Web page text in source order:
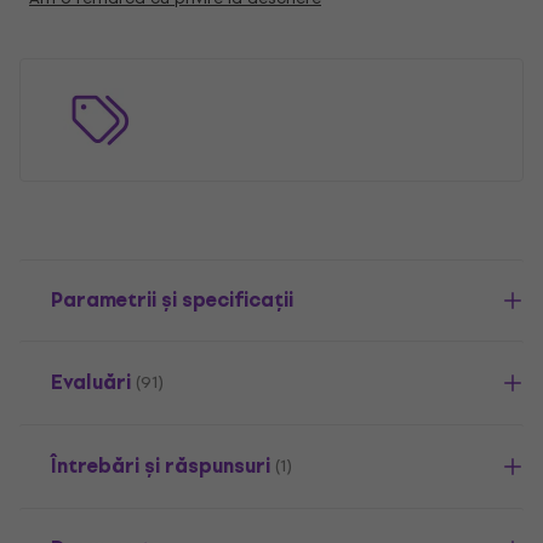
Parametrii și specificații
Evaluări (91)
Întrebări și răspunsuri (1)